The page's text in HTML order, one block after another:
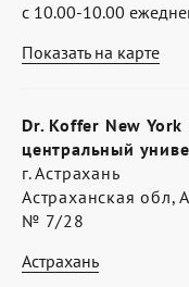
Показать на карте
с 10.00-10.00
Dr. Koffer New York
центральный
г. Астрахань
Астраханская обл,
№ 7/28
Астрахань